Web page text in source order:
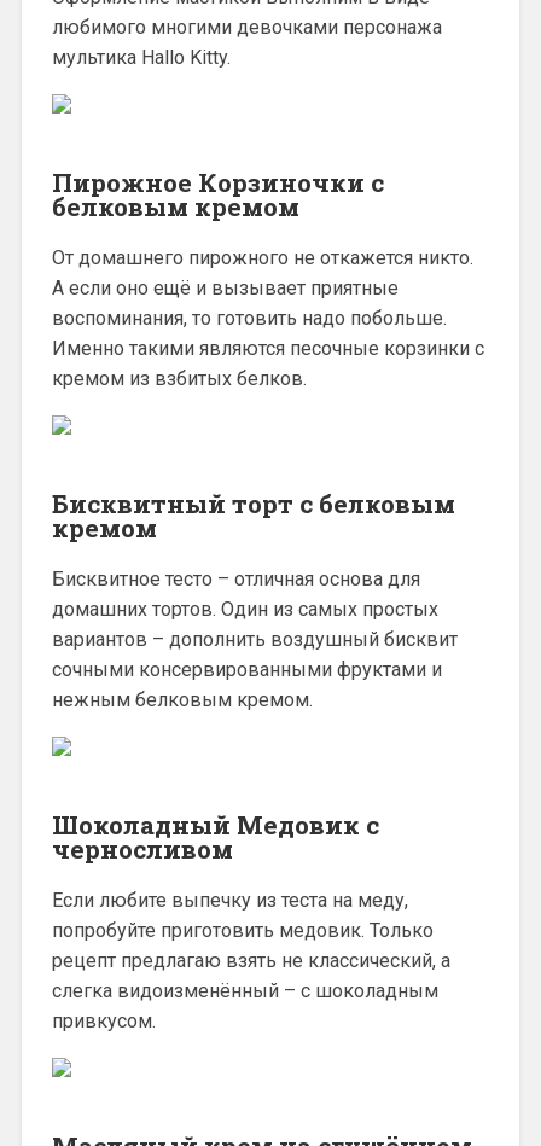
любимого многими девочками персонажа
мультика Hallo Kitty.
Пирожное Корзиночки с
белковым кремом
От домашнего пирожного не откажется никто.
А если оно ещё и вызывает приятные
воспоминания, то готовить надо побольше.
Именно такими являются песочные корзинки с
кремом из взбитых белков.
Бисквитный торт с белковым
кремом
Бисквитное тесто – отличная основа для
домашних тортов. Один из самых простых
вариантов – дополнить воздушный бисквит
сочными консервированными фруктами и
нежным белковым кремом.
Шоколадный Медовик с
черносливом
Если любите выпечку из теста на меду,
попробуйте приготовить медовик. Только
рецепт предлагаю взять не классический, а
слегка видоизменённый – с шоколадным
привкусом.